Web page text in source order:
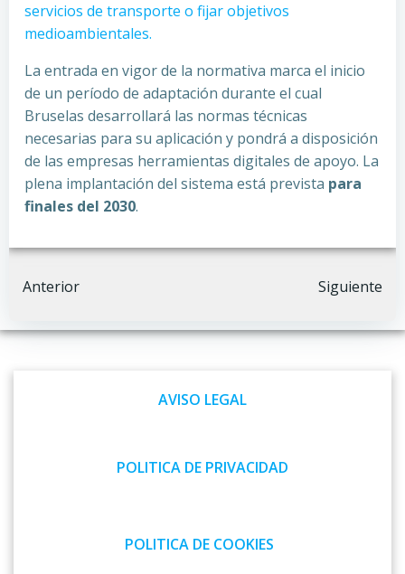
servicios de transporte o fijar objetivos
medioambientales.
La entrada en vigor de la normativa marca el inicio
de un período de adaptación durante el cual
Bruselas desarrollará las normas técnicas
necesarias para su aplicación y pondrá a disposición
de las empresas herramientas digitales de apoyo. La
plena implantación del sistema está prevista para
finales del 2030.
Navegación
por
Anterior
Navegación
por
las
Siguiente
AVISO LEGAL
POLITICA DE PRIVACIDAD
POLITICA DE COOKIES